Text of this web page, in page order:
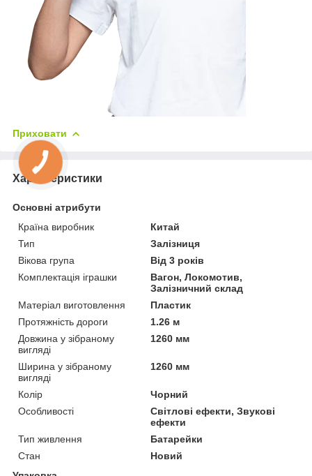
Приховати
Характеристики
Основні атрибути
Країна виробник
Китай
Тип
Залізниця
Вікова група
Від 3 років
Комплектація іграшки
Вагон, Локомотив,
Залізничний склад
Матеріал виготовлення
Пластик
Протяжність дороги
1.26 м
Довжина у зібраному
вигляді
1260 мм
Ширина у зібраному
вигляді
1260 мм
Колір
Чорний
Особливості
Світлові ефекти, Звукові
ефекти
Тип живлення
Батарейки
Стан
Новий